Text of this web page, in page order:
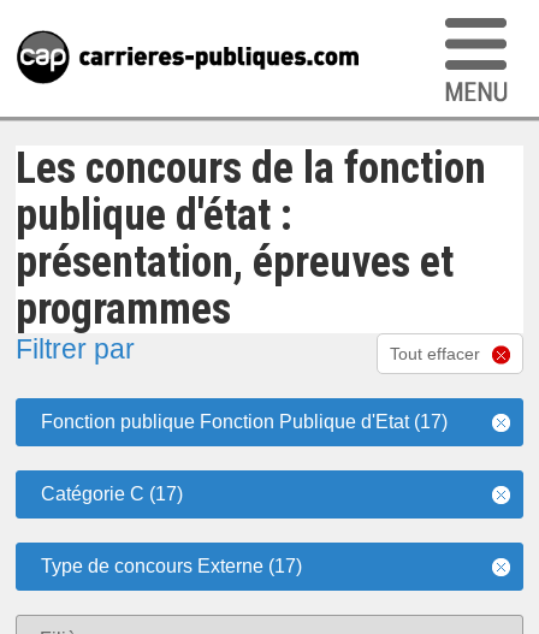
Les concours de la fonction
publique d'état :
présentation, épreuves et
programmes
Filtrer par Tout effacer
Fonction publique Fonction Publique d'Etat (17)
Catégorie C (17)
Type de concours Externe (17)